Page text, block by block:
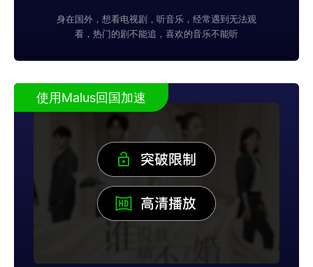
身在国外，想看电视剧，听音乐，经常遇到无法观
看，热门的剧不能追，喜欢的音乐不能听
使用Malus回国加速